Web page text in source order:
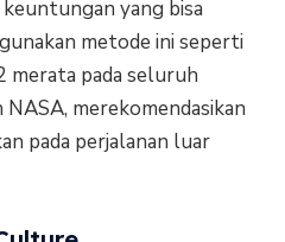
yang bisa
metode ini seperti
merata pada seluruh
NASA, merekomendasikan
pada perjalanan luar